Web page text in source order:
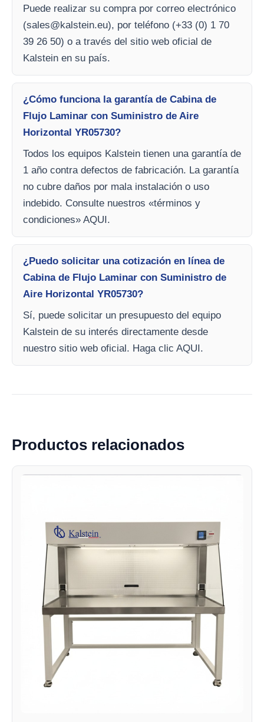
Puede realizar su compra por correo electrónico
(sales@kalstein.eu), por teléfono (+33 (0) 1 70
39 26 50) o a través del sitio web oficial de
Kalstein en su país.
¿Cómo funciona la garantía de Cabina de
Flujo Laminar con Suministro de Aire
Horizontal YR05730?
Todos los equipos Kalstein tienen una garantía de
1 año contra defectos de fabricación. La garantía
no cubre daños por mala instalación o uso
indebido. Consulte nuestros «términos y
condiciones» AQUI.
¿Puedo solicitar una cotización en línea de
Cabina de Flujo Laminar con Suministro de
Aire Horizontal YR05730?
Sí, puede solicitar un presupuesto del equipo
Kalstein de su interés directamente desde
nuestro sitio web oficial. Haga clic AQUI.
Productos relacionados